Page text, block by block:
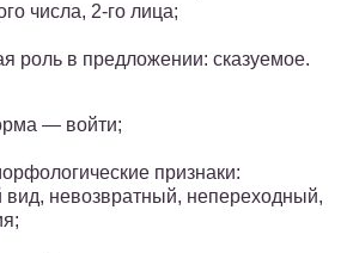
числа, 2-го лица;
роль в предложении: сказуемое.
— войти;
признаки:
невозвратный, непереходный,